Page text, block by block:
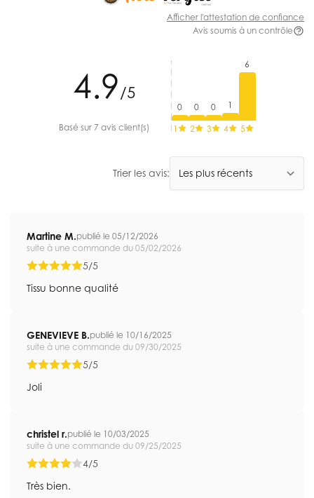
Afficher l'attestation de confiance
Avis soumis à un contrôle
4.9/5
Basé sur 7 avis client(s)
0
1
0
2
0
3
1
4
6
5
Trier les avis:
Martine M.publié le 05/12/2026
suite à une commande du 05/02/2026
5/5
Tissu bonne qualité
GENEVIEVE B.publié le 10/16/2025
suite à une commande du 09/30/2025
5/5
Joli
christel r.publié le 10/03/2025
suite à une commande du 09/25/2025
4/5
Très bien.